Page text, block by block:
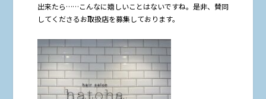
出来たら……こんなに嬉しいことはないですね。是非、賛同
してくださるお取扱店を募集しております。